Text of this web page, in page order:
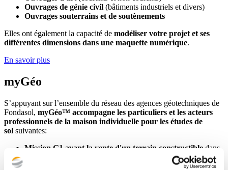
Ouvrages de génie civil (bâtiments industriels et divers)
Ouvrages souterrains et de soutènements
Elles ont également la capacité de modéliser votre projet et ses
différentes dimensions dans une maquette numérique.
En savoir plus
myGéo
S’appuyant sur l’ensemble du réseau des agences géotechniques de
Fondasol, myGéo™ accompagne les particuliers et les acteurs
professionnels de la maison individuelle pour les études de
sol suivantes:
Mission G1 avant la vente d'un terrain constructible dans
les zones moyennement et fortement exposées au phénomène
de retrait-gonflement des argiles – article 68 de la loi Elan.